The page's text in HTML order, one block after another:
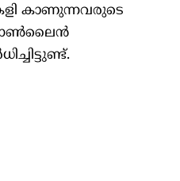
കാണുന്നവരുടെ
ഓണ്‍ലൈന്‍